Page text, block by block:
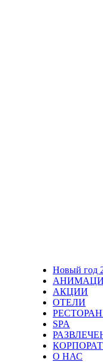
Новый год
АКЦИИ
ОТЕЛИ
SPA
О НАС